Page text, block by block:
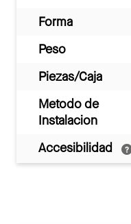
Forma
Peso
Piezas/Caja
Metodo de
Instalacion
Accesibilidad